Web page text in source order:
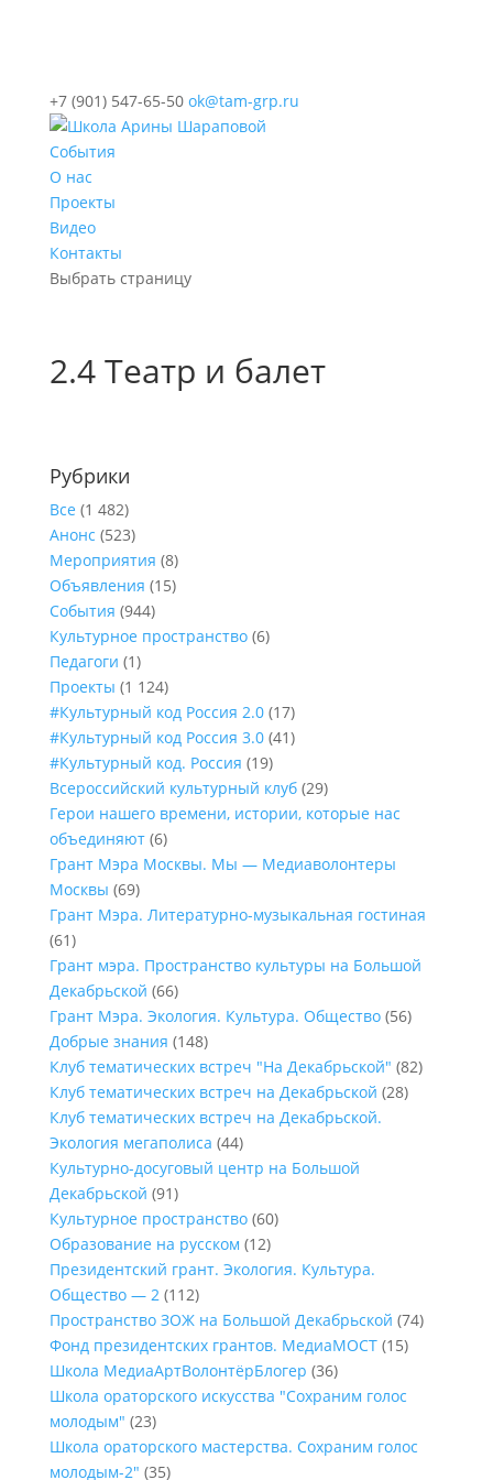
+7 (901) 547-65-50 ok@tam-grp.ru
События
О нас
Проекты
Видео
Контакты
Выбрать страницу
2.4 Театр и балет
Рубрики
Все (1 482)
Анонс (523)
Мероприятия (8)
Объявления (15)
События (944)
Культурное пространство(6)
Педагоги (1)
Проекты (1 124)
#Культурный код Россия 2.0(17)
#Культурный код Россия 3.0(41)
#Культурный код. Россия (19)
Всероссийский культурный клуб(29)
Герои нашего времени, истории, которые нас
объединяют(6)
Грант Мэра Москвы. Мы — Медиаволонтеры
Москвы (69)
Грант Мэра. Литературно-музыкальная гостиная
(61)
Грант мэра. Пространство культуры на Большой
Декабрьской (66)
Грант Мэра. Экология. Культура. Общество(56)
Добрые знания (148)
Клуб тематических встреч "На Декабрьской" (82)
Клуб тематических встреч на Декабрьской (28)
Клуб тематических встреч на Декабрьской.
Экология мегаполиса (44)
Культурно-досуговый центр на Большой
Декабрьской (91)
Культурное пространство(60)
Образование на русском (12)
Президентский грант. Экология. Культура.
Общество — 2(112)
Пространство ЗОЖ на Большой Декабрьской (74)
Фонд президентских грантов. МедиаМОСТ(15)
Школа МедиаАртВолонтёрБлогер (36)
Школа ораторского искусства "Сохраним голос
молодым" (23)
Школа ораторского мастерства. Сохраним голос
молодым-2" (35)